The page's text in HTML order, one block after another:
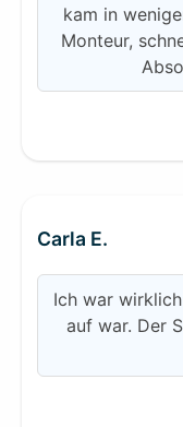
kam in
Monteur,
Carla E.
Ich war
auf war. Der